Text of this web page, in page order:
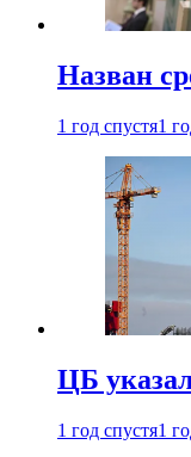
Назван
1 год спустя1
ЦБ
1 год спустя1